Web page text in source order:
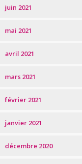
juin 2021
mai 2021
avril 2021
mars 2021
février 2021
janvier 2021
décembre 2020